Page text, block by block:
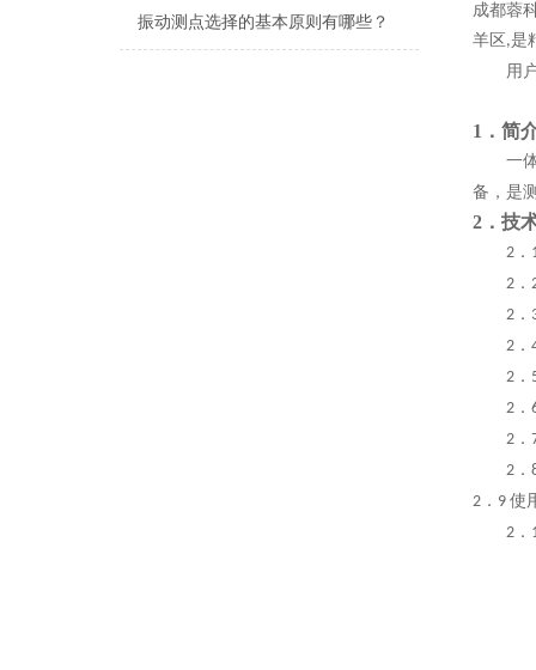
振动测点选择的基本原则有哪些？
成都蓉
羊区 ,是
用
1．简
一
备，是
2 ． 技
2 ．
2 ．
2 ．
2 ．
2 ．
2 ．
2 ．
2 ．
2 ． 9 使
2 ．